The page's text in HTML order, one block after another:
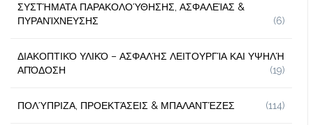
ΣΥΣΤΉΜΑΤΑ ΠΑΡΑΚΟΛΟΎΘΗΣΗΣ, ΑΣΦΑΛΕΊΑΣ &
ΠΥΡΑΝΊΧΝΕΥΣΗΣ
(6)
ΔΙΑΚΟΠΤΙΚΌ ΥΛΙΚΌ – ΑΣΦΑΛΉΣ ΛΕΙΤΟΥΡΓΊΑ ΚΑΙ ΥΨΗΛΉ
ΑΠΌΔΟΣΗ
(19)
ΠΟΛΎΠΡΙΖΑ, ΠΡΟΕΚΤΆΣΕΙΣ & ΜΠΑΛΑΝΤΈΖΕΣ (114)